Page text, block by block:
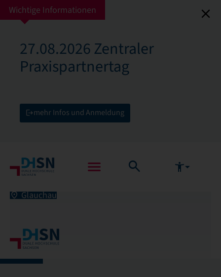
Wichtige Informationen
27.08.2026 Zentraler
Praxispartnertag
mehr Infos und Anmeldung
Glauchau